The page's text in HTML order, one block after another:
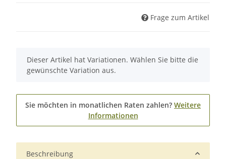
Frage zum Artikel
x
Dieser Artikel hat Variationen. Wählen Sie bitte die
gewünschte Variation aus.
Sie möchten in monatlichen Raten zahlen? Weitere
Informationen
Beschreibung